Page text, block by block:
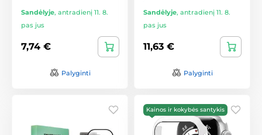
Sandėlyje, antradienį 11. 8.
pas jus
7,74 €
Palyginti
Sandėlyje, antradienį 11. 8.
pas jus
11,63 €
Palyginti
Kainos ir kokybės santykis